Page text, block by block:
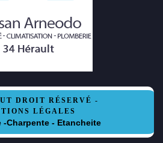
DROIT RÉSERVÉ -
LÉGALES
-Charpente - Etancheite